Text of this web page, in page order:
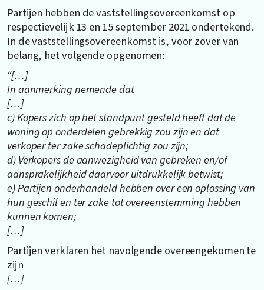
Partijen hebben de vaststellingsovereenkomst op
respectievelijk 13 en 15 september 2021 ondertekend.
In de vaststellingsovereenkomst is, voor zover van
belang, het volgende opgenomen:
“[…]
In aanmerking nemende dat
[…]
c) Kopers zich op het standpunt gesteld heeft dat de
woning op onderdelen gebrekkig zou zijn en dat
verkoper ter zake schadeplichtig zou zijn;
d) Verkopers de aanwezigheid van gebreken en/of
aansprakelijkheid daarvoor uitdrukkelijk betwist;
e) Partijen onderhandeld hebben over een oplossing van
hun geschil en ter zake tot overeenstemming hebben
kunnen komen;
[…]
Partijen verklaren het navolgende overeengekomen te
zijn
[…]